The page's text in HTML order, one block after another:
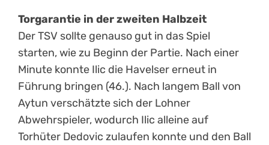
Torgarantie in der zweiten Halbzeit
Der TSV sollte genauso gut in das Spiel
starten, wie zu Beginn der Partie. Nach einer
Minute konnte Ilic die Havelser erneut in
Führung bringen (46.). Nach langem Ball von
Aytun verschätzte sich der Lohner
Abwehrspieler, wodurch Ilic alleine auf
Torhüter Dedovic zulaufen konnte und den Ball